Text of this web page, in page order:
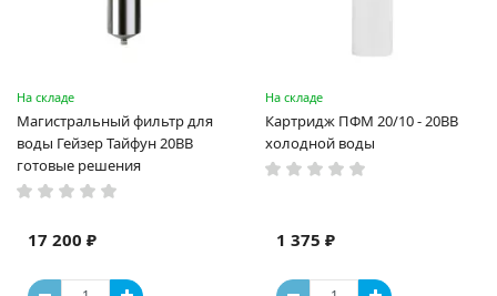
На складе
Магистральный фильтр для
воды Гейзер Тайфун 20ВВ
готовые решения
17 200 ₽
На складе
Картридж ПФМ 20/10 - 20BB
холодной воды
1 375 ₽